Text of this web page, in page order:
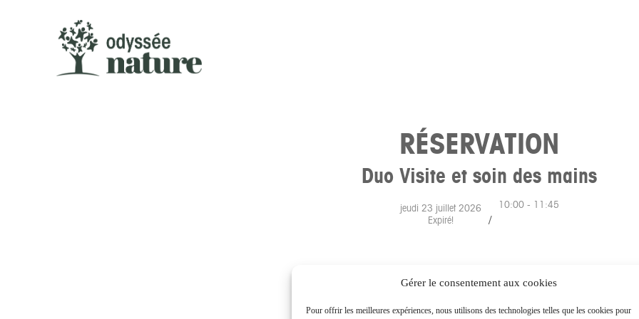
Gérer le consentement aux cookies
Pour offrir les meilleures expériences, nous utilisons des technologies telles que les cookies pour
RÉSERVATION
Duo Visite et soin des mains
jeudi 23 juillet 2026
Expiré!
/
10:00 - 11:45
CONTACTEZ NOUS ESPACE PRESSE